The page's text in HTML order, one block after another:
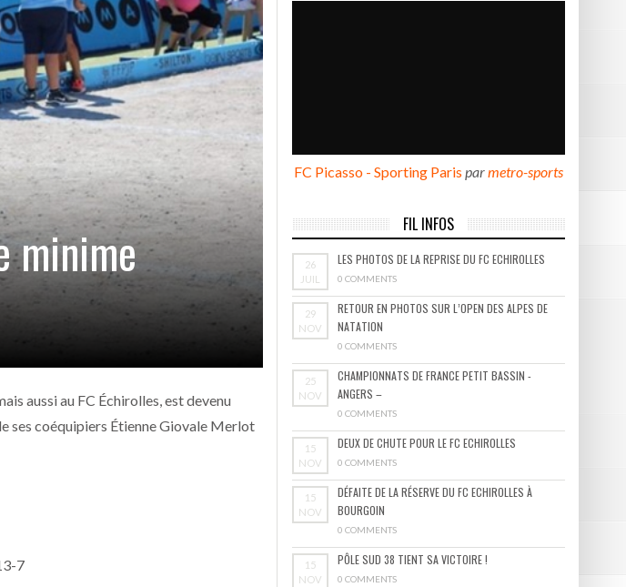
BOURGOIN
minime
aussi au FC Échirolles, est devenu
ses coéquipiers Étienne Giovale Merlot
7
FC Picasso - Sporting Paris parmetro-sports
FIL INFOS
26
JUIL
LES PHOTOS DE LA REPRISE DU FC ECHIROLLES
0 COMMENTS
29
NOV
RETOUR EN PHOTOS SUR L’OPEN DES ALPES DE
NATATION
0 COMMENTS
25
NOV
CHAMPIONNATS DE FRANCE PETIT BASSIN -
ANGERS –
0 COMMENTS
15
NOV
DEUX DE CHUTE POUR LE FC ECHIROLLES
0 COMMENTS
15
NOV
DÉFAITE DE LA RÉSERVE DU FC ECHIROLLES À
BOURGOIN
0 COMMENTS
15
NOV
PÔLE SUD 38 TIENT SA VICTOIRE !
0 COMMENTS